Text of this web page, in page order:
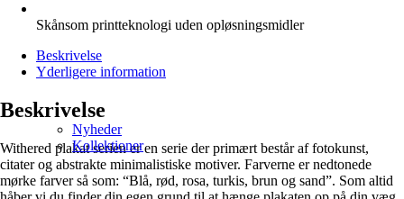
Nyheder
Kollektioner
Skånsom printteknologi uden opløsningsmidler
Beskrivelse
Yderligere information
Beskrivelse
Withered plakat serien er en serie der primært består af fotokunst,
citater og abstrakte minimalistiske motiver. Farverne er nedtonede
mørke farver så som: “Blå, rød, rosa, turkis, brun og sand”. Som altid